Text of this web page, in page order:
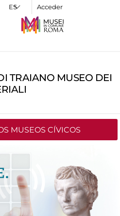
Acceder
TRAIANO MUSEO DEI
MUSEOS CÍVICOS